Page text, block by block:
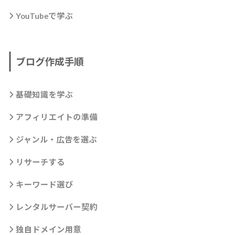
YouTubeで学ぶ
ブログ作成手順
基礎知識を学ぶ
アフィリエイトの準備
ジャンル・広告を選ぶ
リサーチする
キーワード選び
レンタルサーバー契約
独自ドメイン用意